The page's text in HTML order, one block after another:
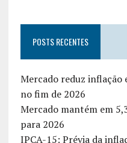
POSTS RECENTES
Mercado reduz inflação
no fim de 2026
Mercado mantém em
para 2026
IPCA-15: Prévia da